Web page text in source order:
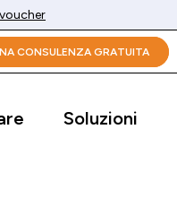
CONSULENZA GRATUITA
Soluzioni